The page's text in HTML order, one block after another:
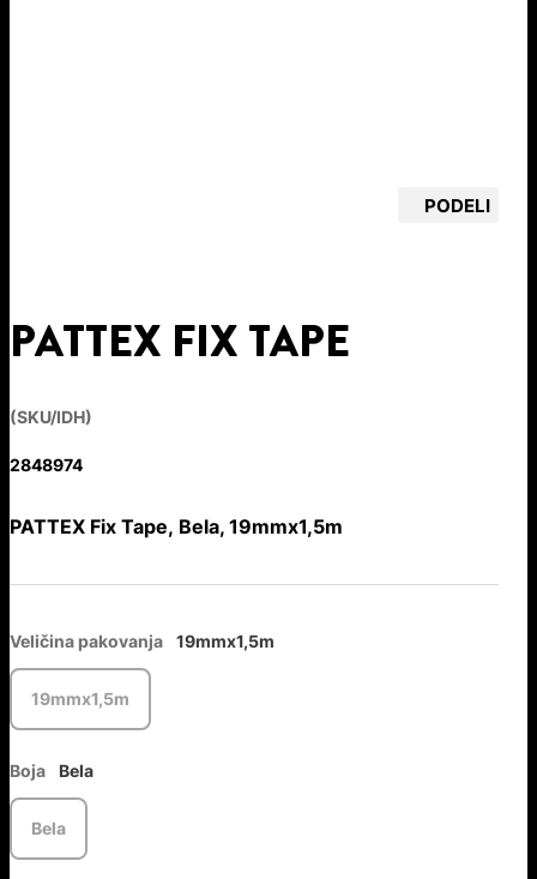
PODELI
PATTEX FIX TAPE
(SKU/IDH)
2848974
PATTEX Fix Tape, Bela, 19mmx1,5m
Veličina pakovanja 19mmx1,5m
19mmx1,5m
Boja Bela
Bela